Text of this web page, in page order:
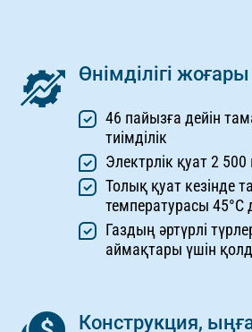
Өнімділігі
46 пайызға дейін
тиімділік
Электрлік қуат 2 500
Толық қуат кезінде
температурасы 45°С
Газдың әртүрлі
аймақтары үшін
Конструкция,